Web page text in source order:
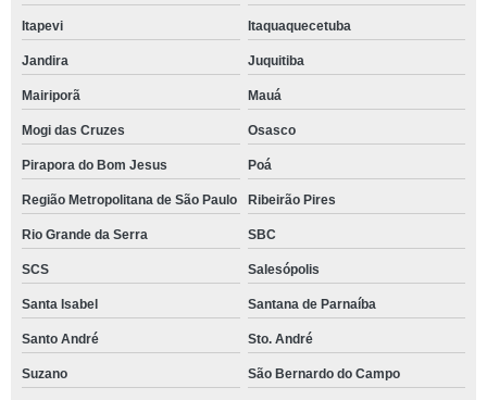
Itapevi Itaquaquecetuba
Jandira Juquitiba
Mairiporã Mauá
Mogi das Cruzes Osasco
Pirapora do Bom Jesus Poá
Região Metropolitana de São Paulo Ribeirão Pires
Rio Grande da Serra SBC
SCS Salesópolis
Santa Isabel Santana de Parnaíba
Santo André Sto. André
Suzano São Bernardo do Campo